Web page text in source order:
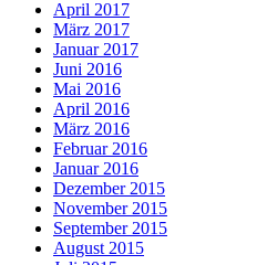
April 2017
März 2017
Januar 2017
Juni 2016
Mai 2016
April 2016
März 2016
Februar 2016
Januar 2016
Dezember 2015
November 2015
September 2015
August 2015